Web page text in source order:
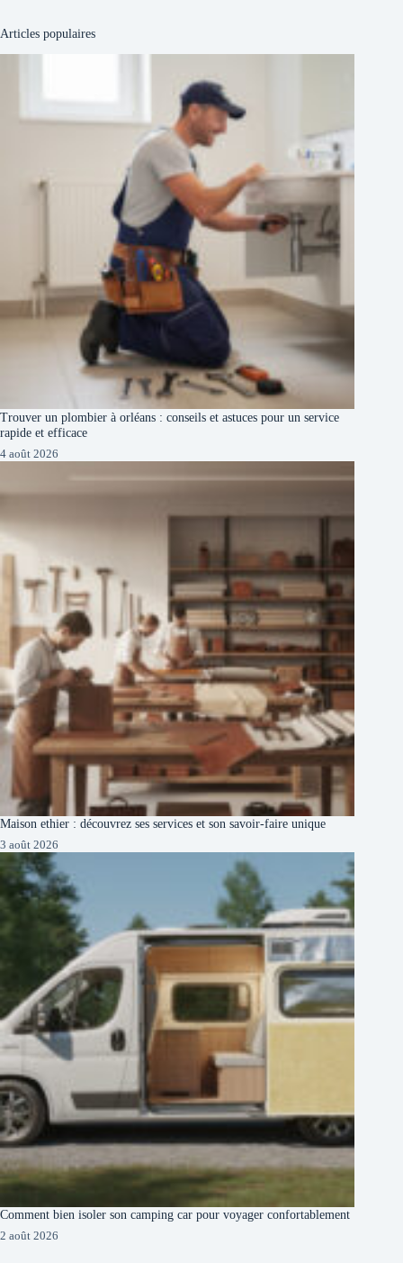
Articles populaires
Trouver un plombier à orléans : conseils et astuces pour un service
rapide et efficace
4 août 2026
Maison ethier : découvrez ses services et son savoir-faire unique
3 août 2026
Comment bien isoler son camping car pour voyager confortablement
2 août 2026